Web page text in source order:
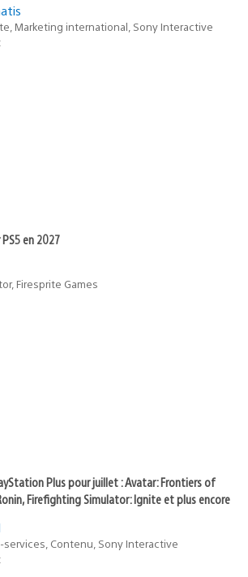
Marketing international, Sony Interactive
en 2027
Firesprite Games
Plus pour juillet : Avatar: Frontiers of
Firefighting Simulator: Ignite et plus encore
services, Contenu, Sony Interactive